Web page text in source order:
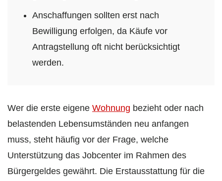
Anschaffungen sollten erst nach
Bewilligung erfolgen, da Käufe vor
Antragstellung oft nicht berücksichtigt
werden.
Wer die erste eigene Wohnung bezieht oder nach
belastenden Lebensumständen neu anfangen
muss, steht häufig vor der Frage, welche
Unterstützung das Jobcenter im Rahmen des
Bürgergeldes gewährt. Die Erstausstattung für die